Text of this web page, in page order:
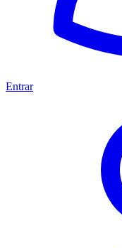
Entrar